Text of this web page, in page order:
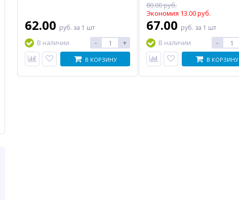
Поворотное крепление
для Panoptix LiveScope
62.00 руб. за 1 шт
В наличии
- +
В КОРЗИНУ
80.00 руб.
Экономия 13.00 руб.
67.00 руб. за 1 шт
В наличии
-
В КОРЗИНУ